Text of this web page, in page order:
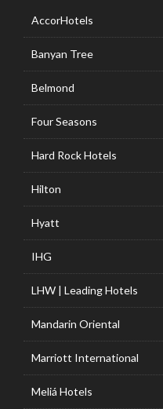
AccorHotels
Banyan Tree
Belmond
Four Seasons
Hard Rock Hotels
Hilton
Hyatt
IHG
LHW | Leading Hotels
Mandarin Oriental
Marriott International
Meliá Hotels